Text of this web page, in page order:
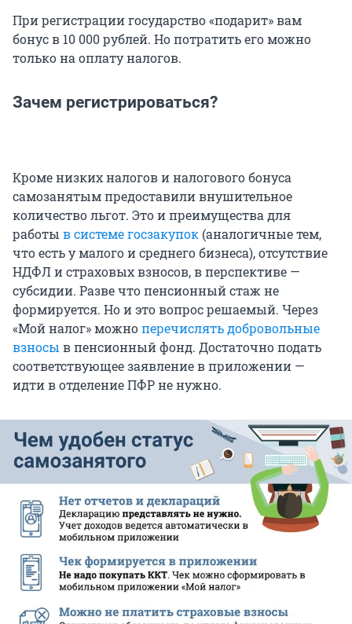
При регистрации государство «подарит» вам
бонус в 10 000 рублей. Но потратить его можно
только на оплату налогов.
Зачем регистрироваться?
Кроме низких налогов и налогового бонуса
самозанятым предоставили внушительное
количество льгот. Это и преимущества для
работы в системе госзакупок (аналогичные тем,
что есть у малого и среднего бизнеса), отсутствие
НДФЛ и страховых взносов, в перспективе —
субсидии. Разве что пенсионный стаж не
формируется. Но и это вопрос решаемый. Через
«Мой налог» можноперечислять добровольные
взносы в пенсионный фонд. Достаточно подать
соответствующее заявление в приложении —
идти в отделение ПФР не нужно.